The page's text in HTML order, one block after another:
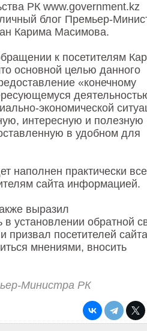
РК www.government.kz
блог Премьер-
Карима Масимова.
к посетителям
основной целью данного
«конечному
экономической
интересную и полезную
в удобном для
наполнен практически
сайта информацией.
выразил
в установлении обратной
призвал посетителей сайта
мнениями, вносить
Министра РК